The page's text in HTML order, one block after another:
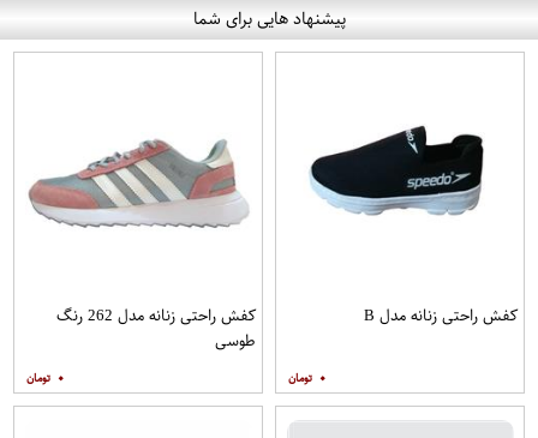
پیشنهاد هایی برای شما
کفش راحتی زنانه مدل B
۰
کفش راحتی زنانه مدل 262 رنگ
طوسی
۰